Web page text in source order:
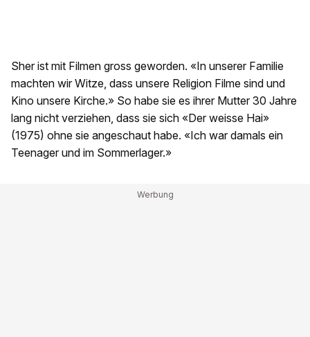
Sher ist mit Filmen gross geworden. «In unserer Familie
machten wir Witze, dass unsere Religion Filme sind und
Kino unsere Kirche.» So habe sie es ihrer Mutter 30 Jahre
lang nicht verziehen, dass sie sich «Der weisse Hai»
(1975) ohne sie angeschaut habe. «Ich war damals ein
Teenager und im Sommerlager.»